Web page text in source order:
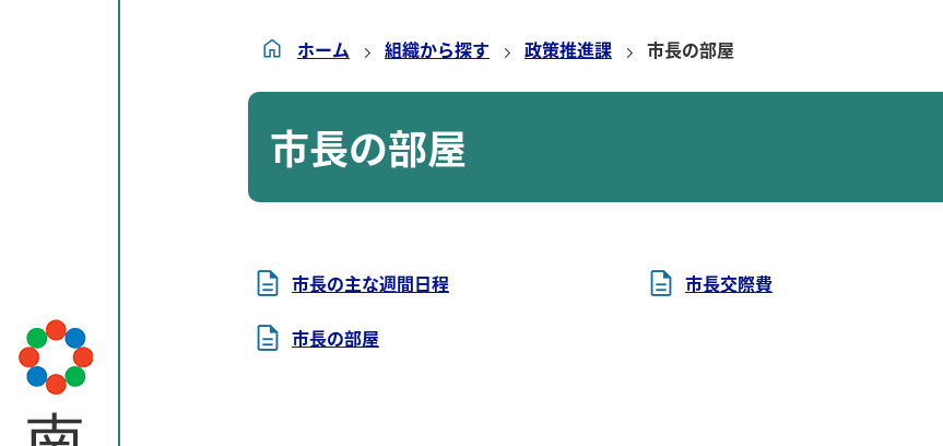
ホーム 組織から探す 政策推進課 市長の部屋
市長の部屋
市長の主な週間日程 市長交際費
市長の部屋